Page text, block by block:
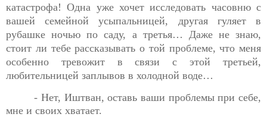
катастрофа! Одна уже хочет исследовать часовню с
вашей семейной усыпальницей, другая гуляет в
рубашке ночью по саду, а третья… Даже не знаю,
стоит ли тебе рассказывать о той проблеме, что меня
особенно тревожит в связи с этой третьей,
любительницей заплывов в холодной воде…
- Нет, Иштван, оставь ваши проблемы при себе,
мне и своих хватает.